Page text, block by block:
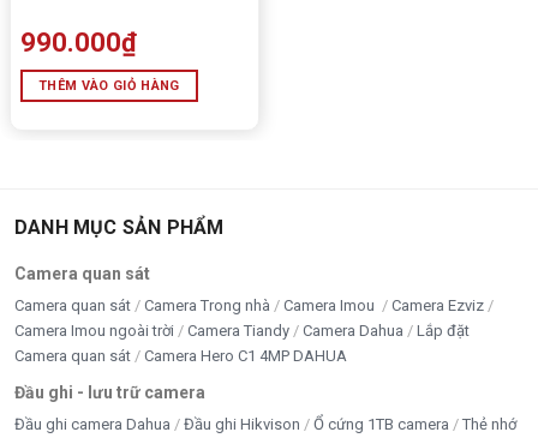
990.000₫
THÊM VÀO GIỎ HÀNG
DANH MỤC SẢN PHẨM
Camera quan sát
Camera quan sát Camera Trong nhà Camera Imou
Camera Ezviz
Camera Imou ngoài trời
Camera Tiandy Camera Dahua
Lắp đặt
Camera quan sát
Camera Hero C1 4MP DAHUA
Đầu ghi - lưu trữ camera
Đầu ghi camera Dahua Đầu ghi Hikvison Ổ cứng 1TB camera
Thẻ nhớ